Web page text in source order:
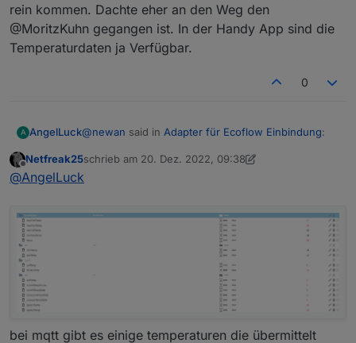
rein kommen. Dachte eher an den Weg den
@MoritzKuhn gegangen ist. In der Handy App sind die
Temperaturdaten ja Verfügbar.
0
A AngelLuck@newan said in Adapter für Ecoflow Einbindung:
API rein kommen. Dachte eher an den Weg den
die Temperaturdaten ja Verfügbar.
Offline
Netfreak25schrieb am 20. Dez. 2022, 09:38
zuletzt editiert von Netfreak25
@AngelLuck
bei mqtt gibt es einige temperaturen die übermittelt